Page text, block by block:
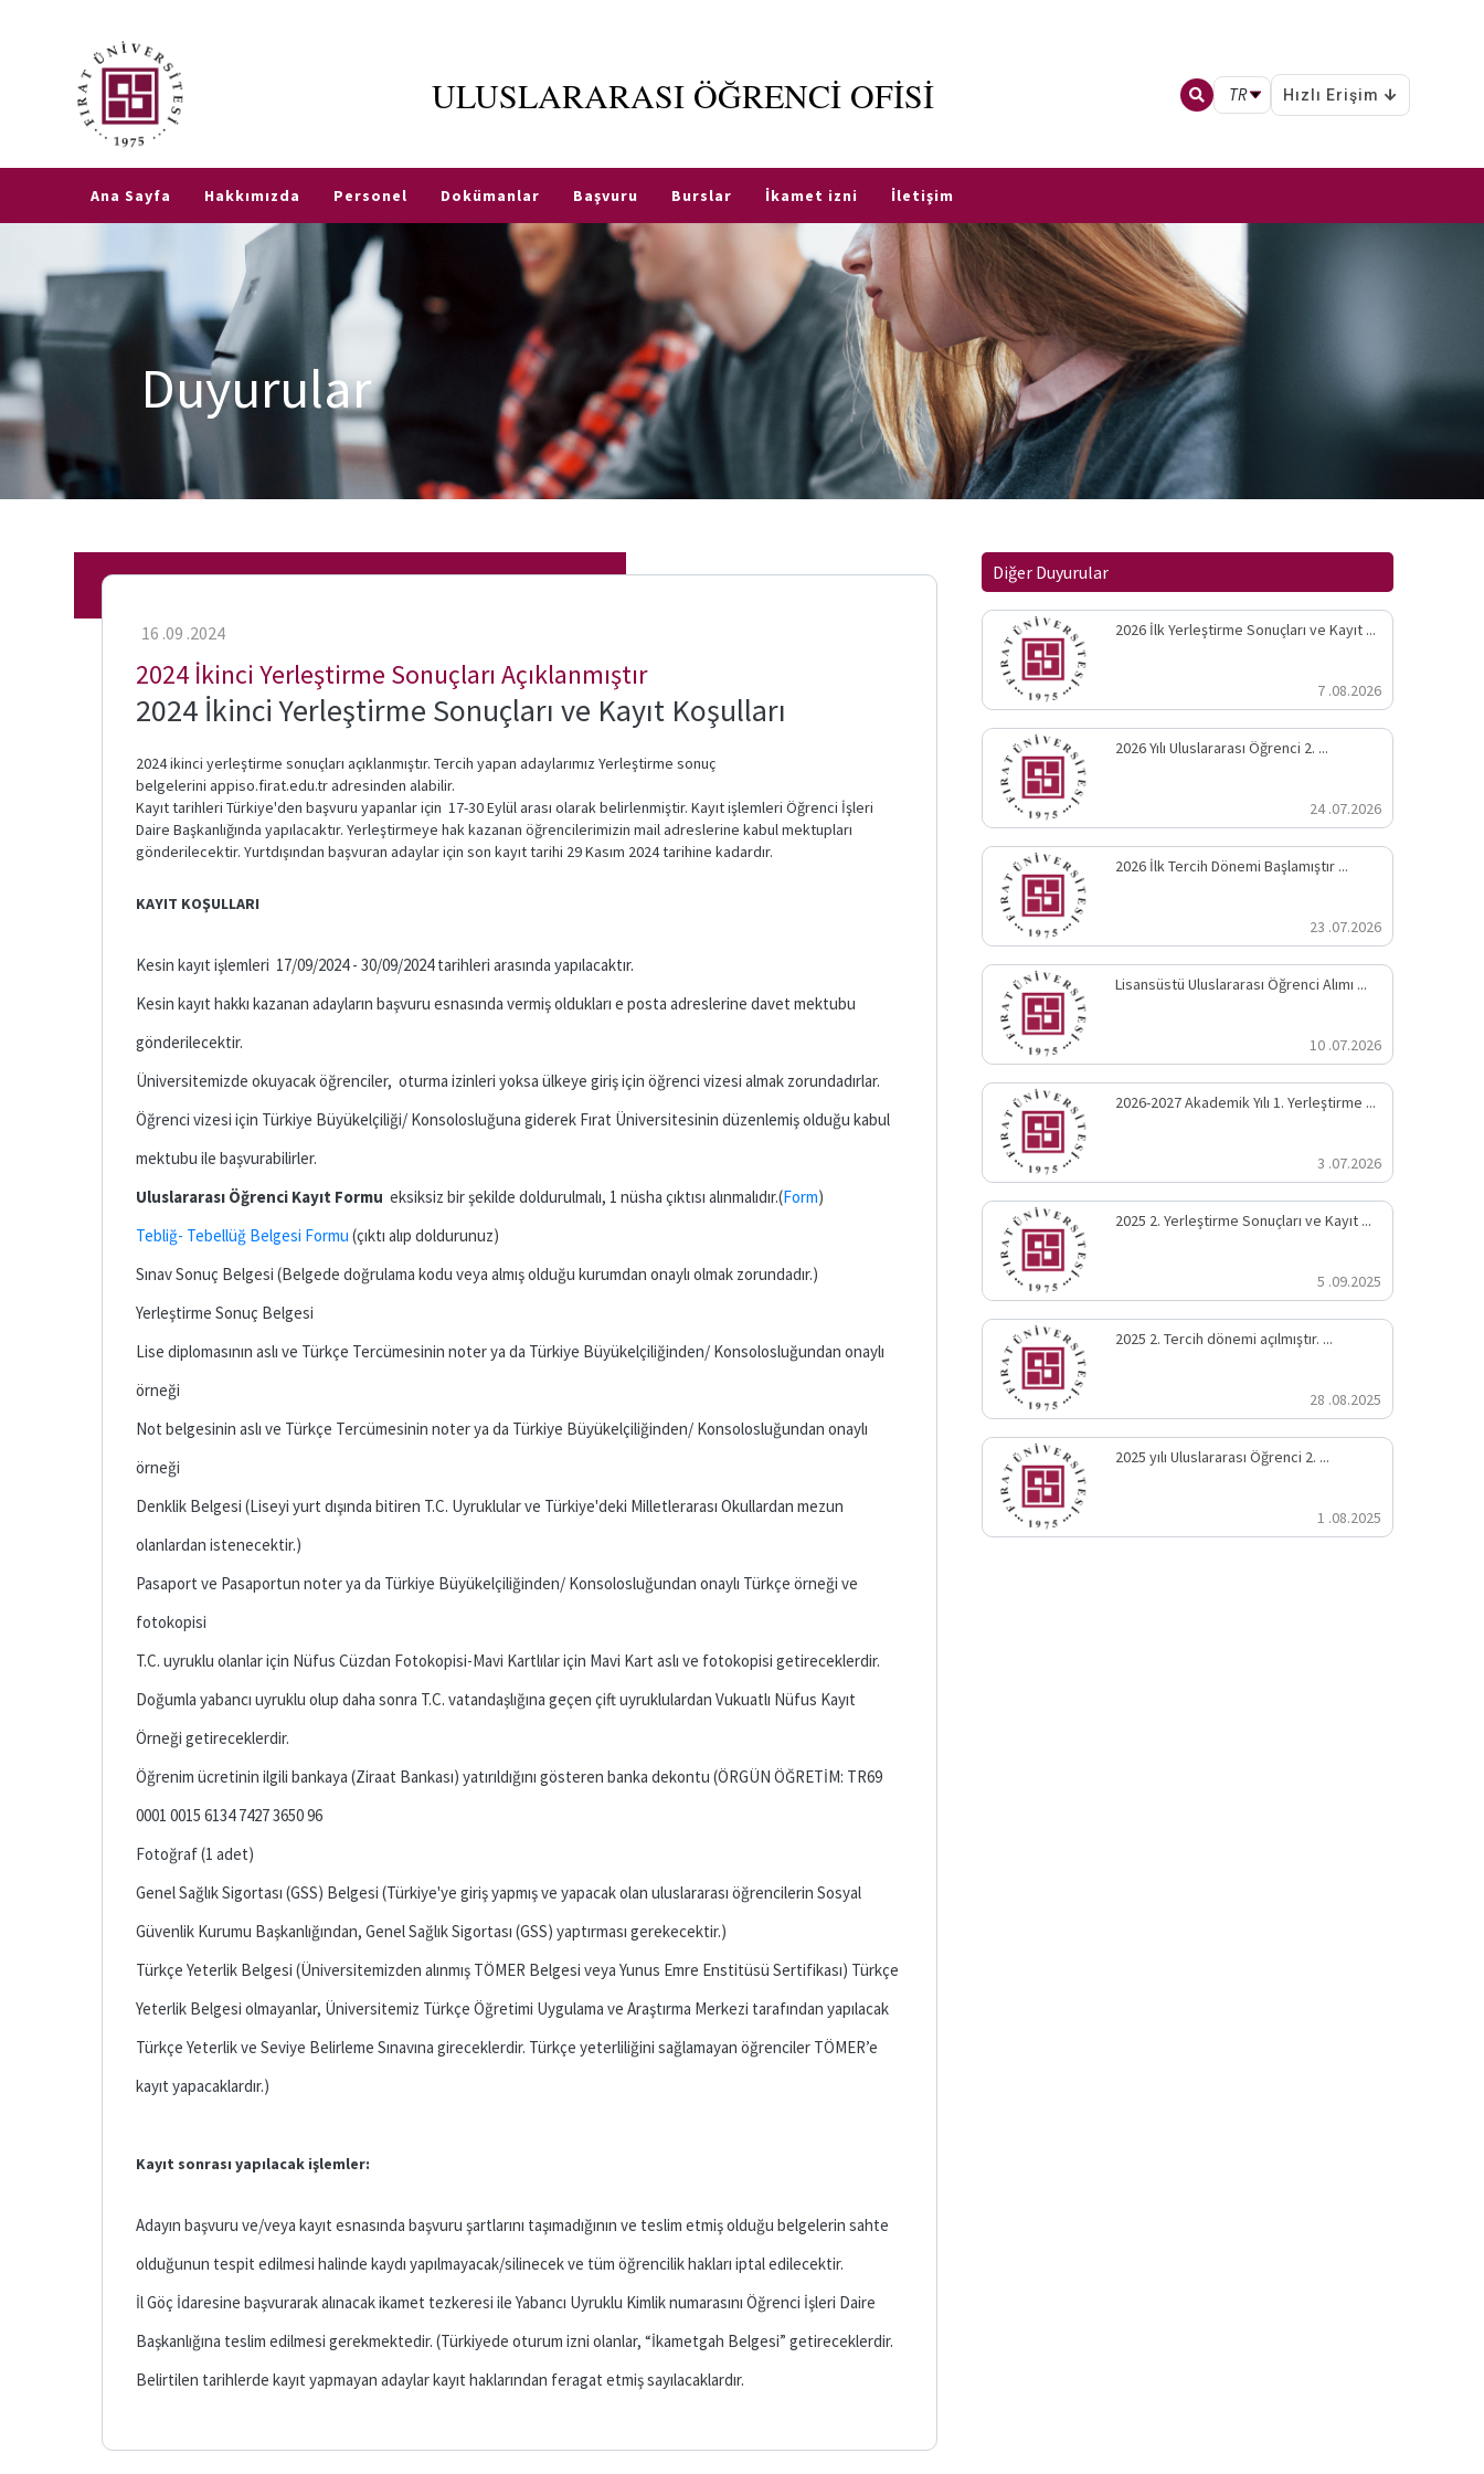
ULUSLARARASI ÖĞRENCİ OFİSİ TR Hızlı Erişim
Fırat
Üniversitesi
ERASMUS
Fen
Bilimleri
Enstitüsü
Enstitüsü
Sağlık
Enstitüsü
Eğitim
Bilimleri
Üniversite
Evi
StudyinTurkey
Akademik
Takvim
Hizmetler
Öğrenci
Otomasyonu
Ana Sayfa Hakkımızda Personel Dokümanlar Başvuru Burslar İkamet izni İletişim
Duyurular
16 .09 .2024
2024 İkinci Yerleştirme Sonuçları Açıklanmıştır
2024 İkinci Yerleştirme Sonuçları ve Kayıt Koşulları
2024 ikinci yerleştirme sonuçları açıklanmıştır. Tercih yapan adaylarımız Yerleştirme sonuç
belgelerini appiso.firat.edu.tr adresinden alabilir.
Kayıt tarihleri Türkiye'den başvuru yapanlar için 17-30 Eylül arası olarak belirlenmiştir. Kayıt işlemleri Öğrenci İşleri
Daire Başkanlığında yapılacaktır. Yerleştirmeye hak kazanan öğrencilerimizin mail adreslerine kabul mektupları
gönderilecektir. Yurtdışından başvuran adaylar için son kayıt tarihi 29 Kasım 2024 tarihine kadardır.
KAYIT KOŞULLARI
Kesin kayıt işlemleri 17/09/2024 - 30/09/2024 tarihleri arasında yapılacaktır.
Kesin kayıt hakkı kazanan adayların başvuru esnasında vermiş oldukları e posta adreslerine davet mektubu
gönderilecektir.
Üniversitemizde okuyacak öğrenciler, oturma izinleri yoksa ülkeye giriş için öğrenci vizesi almak zorundadırlar.
Öğrenci vizesi için Türkiye Büyükelçiliği/ Konsolosluğuna giderek Fırat Üniversitesinin düzenlemiş olduğu kabul
mektubu ile başvurabilirler.
Uluslararası Öğrenci Kayıt Formu eksiksiz bir şekilde doldurulmalı, 1 nüsha çıktısı alınmalıdır.(Form)
Tebliğ- Tebellüğ Belgesi Formu (çıktı alıp doldurunuz)
Sınav Sonuç Belgesi (Belgede doğrulama kodu veya almış olduğu kurumdan onaylı olmak zorundadır.)
Yerleştirme Sonuç Belgesi
Lise diplomasının aslı ve Türkçe Tercümesinin noter ya da Türkiye Büyükelçiliğinden/ Konsolosluğundan onaylı
örneği
Not belgesinin aslı ve Türkçe Tercümesinin noter ya da Türkiye Büyükelçiliğinden/ Konsolosluğundan onaylı
örneği
Denklik Belgesi (Liseyi yurt dışında bitiren T.C. Uyruklular ve Türkiye'deki Milletlerarası Okullardan mezun
olanlardan istenecektir.)
Pasaport ve Pasaportun noter ya da Türkiye Büyükelçiliğinden/ Konsolosluğundan onaylı Türkçe örneği ve
fotokopisi
T.C. uyruklu olanlar için Nüfus Cüzdan Fotokopisi-Mavi Kartlılar için Mavi Kart aslı ve fotokopisi getireceklerdir.
Doğumla yabancı uyruklu olup daha sonra T.C. vatandaşlığına geçen çift uyruklulardan Vukuatlı Nüfus Kayıt
Örneği getireceklerdir.
Öğrenim ücretinin ilgili bankaya (Ziraat Bankası) yatırıldığını gösteren banka dekontu (ÖRGÜN ÖĞRETİM: TR69
0001 0015 6134 7427 3650 96
Fotoğraf (1 adet)
Genel Sağlık Sigortası (GSS) Belgesi (Türkiye'ye giriş yapmış ve yapacak olan uluslararası öğrencilerin Sosyal
Güvenlik Kurumu Başkanlığından, Genel Sağlık Sigortası (GSS) yaptırması gerekecektir.)
Türkçe Yeterlik Belgesi (Üniversitemizden alınmış TÖMER Belgesi veya Yunus Emre Enstitüsü Sertifikası) Türkçe
Yeterlik Belgesi olmayanlar, Üniversitemiz Türkçe Öğretimi Uygulama ve Araştırma Merkezi tarafından yapılacak
Türkçe Yeterlik ve Seviye Belirleme Sınavına gireceklerdir. Türkçe yeterliliğini sağlamayan öğrenciler TÖMER’e
kayıt yapacaklardır.)
Kayıt sonrası yapılacak işlemler:
Adayın başvuru ve/veya kayıt esnasında başvuru şartlarını taşımadığının ve teslim etmiş olduğu belgelerin sahte
olduğunun tespit edilmesi halinde kaydı yapılmayacak/silinecek ve tüm öğrencilik hakları iptal edilecektir.
İl Göç İdaresine başvurarak alınacak ikamet tezkeresi ile Yabancı Uyruklu Kimlik numarasını Öğrenci İşleri Daire
Başkanlığına teslim edilmesi gerekmektedir. (Türkiyede oturum izni olanlar, “İkametgah Belgesi” getireceklerdir.
Belirtilen tarihlerde kayıt yapmayan adaylar kayıt haklarından feragat etmiş sayılacaklardır.
Diğer Duyurular
2026 İlk Yerleştirme Sonuçları ve Kayıt ...
7 .08.2026
2026 Yılı Uluslararası Öğrenci 2. ...
24 .07.2026
2026 İlk Tercih Dönemi Başlamıştır ...
23 .07.2026
Lisansüstü Uluslararası Öğrenci Alımı ...
10 .07.2026
2026-2027 Akademik Yılı 1. Yerleştirme ...
3 .07.2026
2025 2. Yerleştirme Sonuçları ve Kayıt ...
5 .09.2025
2025 2. Tercih dönemi açılmıştır. ...
28 .08.2025
2025 yılı Uluslararası Öğrenci 2. ...
1 .08.2025